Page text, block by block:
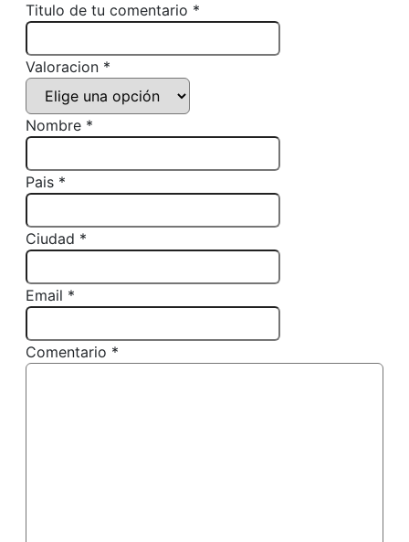
Titulo de tu comentario *
Valoracion *
Nombre *
Pais *
Ciudad *
Email *
Comentario *